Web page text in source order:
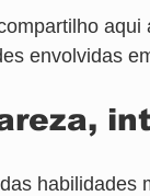
envolvidas
habilidades